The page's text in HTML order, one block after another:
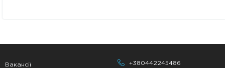
Вакансії +380442245486